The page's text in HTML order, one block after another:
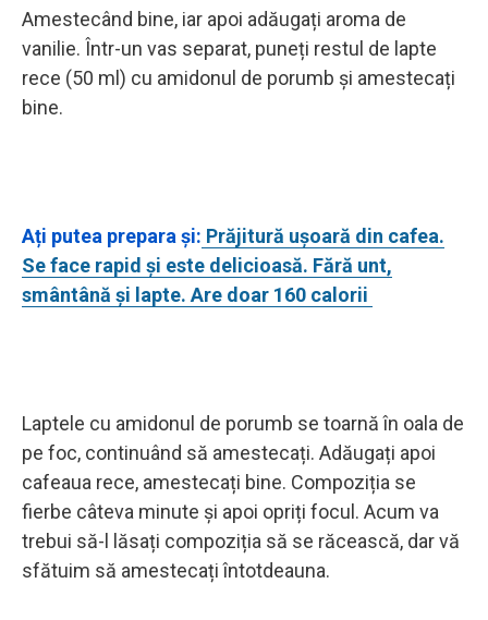
Amestecând bine, iar apoi adăugați aroma de
vanilie. Într-un vas separat, puneți restul de lapte
rece (50 ml) cu amidonul de porumb și amestecați
bine.
Ați putea prepara și: Prăjitură ușoară din cafea.
Se face rapid și este delicioasă. Fără unt,
smântână și lapte. Are doar 160 calorii
Laptele cu amidonul de porumb se toarnă în oala de
pe foc, continuând să amestecați. Adăugați apoi
cafeaua rece, amestecați bine. Compoziția se
fierbe câteva minute și apoi opriți focul. Acum va
trebui să-l lăsați compoziția să se răcească, dar vă
sfătuim să amestecați întotdeauna.